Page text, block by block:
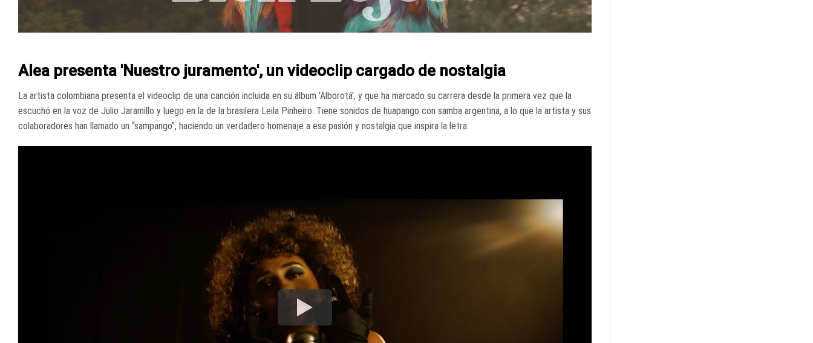
Alea presenta 'Nuestro juramento', un videoclip cargado de nostalgia
La artista colombiana presenta el videoclip de una canción incluida en su álbum 'Alborotá', y que ha marcado su carrera desde la primera vez que la
escuchó en la voz de Julio Jaramillo y luego en la de la brasilera Leila Pinheiro. Tiene sonidos de huapango con samba argentina, a lo que la artista y sus
colaboradores han llamado un “sampango”, haciendo un verdadero homenaje a esa pasión y nostalgia que inspira la letra.